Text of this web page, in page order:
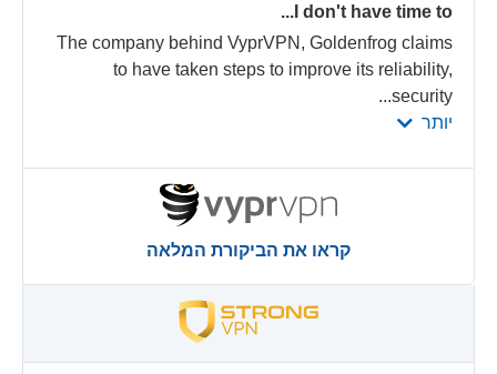
I don't have time to...
The company behind VyprVPN, Goldenfrog claims
to have taken steps to improve its reliability,
security
...
יותר
קראו את הביקורת המלאה